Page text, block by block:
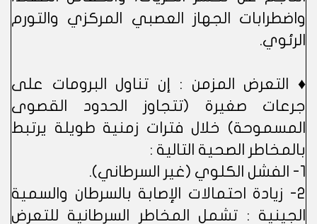
واضطرابات الجهاز العصبي المركزي والتورم
الرئوي.
♦ التعرض المزمن : إن تناول البرومات على
جرعات صغيرة (تتجاوز الحدود القصوى
المسموحة) خلال فترات زمنية طويلة يرتبط
بالمخاطر الصحية التالية :
1- الفشل الكلوي (غير السرطاني).
2- زيادة احتمالات الإصابة بالسرطان والسمية
الجينية : تشمل المخاطر السرطانية للتعرض